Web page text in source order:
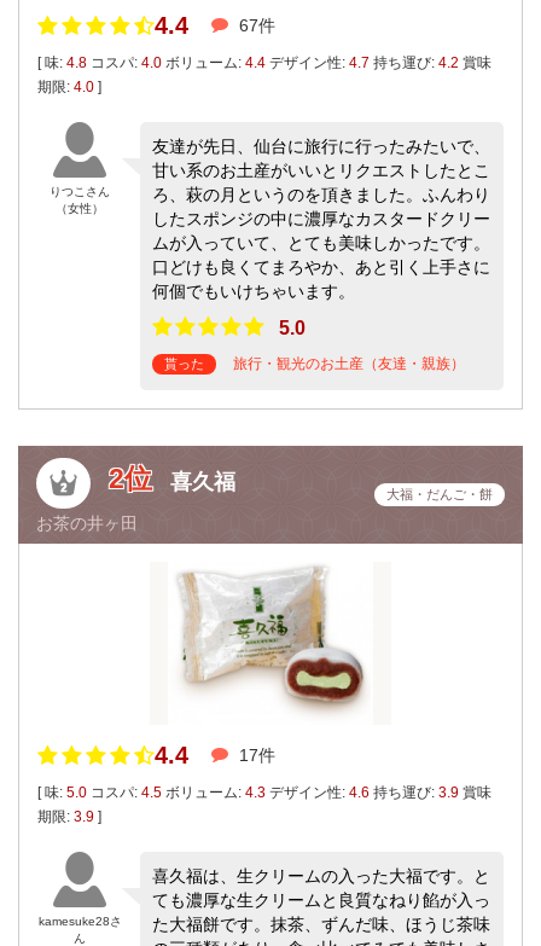
4.4 67件
[ 味: 4.8 コスパ: 4.0 ボリューム: 4.4 デザイン性: 4.7 持ち運び: 4.2 賞味
期限: 4.0 ]
りつこさん
（女性）
友達が先日、仙台に旅行に行ったみたいで、
甘い系のお土産がいいとリクエストしたとこ
ろ、萩の月というのを頂きました。ふんわり
したスポンジの中に濃厚なカスタードクリー
ムが入っていて、とても美味しかったです。
口どけも良くてまろやか、あと引く上手さに
何個でもいけちゃいます。
5.0
貰った 旅行・観光のお土産（友達・親族）
2位 喜久福
お茶の井ヶ田
大福・だんご・餅
4.4 17件
[ 味: 5.0 コスパ: 4.5 ボリューム: 4.3 デザイン性: 4.6 持ち運び: 3.9 賞味
期限: 3.9 ]
kamesuke28さ
ん
喜久福は、生クリームの入った大福です。と
ても濃厚な生クリームと良質なねり餡が入っ
た大福餅です。抹茶、ずんだ味、ほうじ茶味